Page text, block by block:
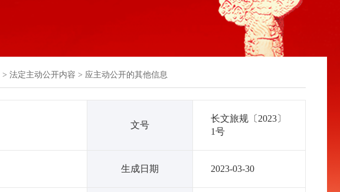
> 法定主动公开内容 > 应主动公开的其他信息
文号
长文旅规〔2023〕
1号
生成日期 2023-03-30